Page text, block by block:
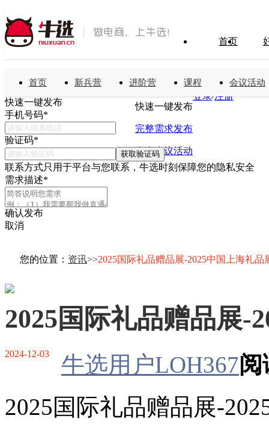
首页
搜索免费发布需求
快速一键发布
完整需求发布
发布会议活动
登录/ 注册
首页 新兵营 进阶营 课程 会议活动
快速一键发布
手机号码*
验证码*
获取验证码
联系方式只用于平台与您联系，牛选时刻保障您的隐私安全
需求描述*
确认发布
取消
您的位置： 资讯>>2025国际礼品赠品展-2025中国上海礼品
2025国际礼品赠品展-
牛选用户LOH367阅
2024-12-03
2025国际礼品赠品展-